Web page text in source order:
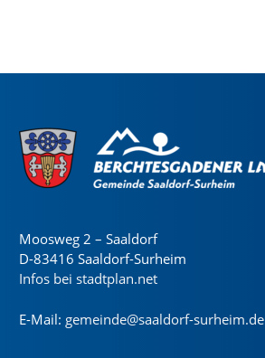
Moosweg 2 – Saaldorf
D-83416 Saaldorf-Surheim
Infos bei stadtplan.net
E-Mail: gemeinde@saaldorf-surheim.de